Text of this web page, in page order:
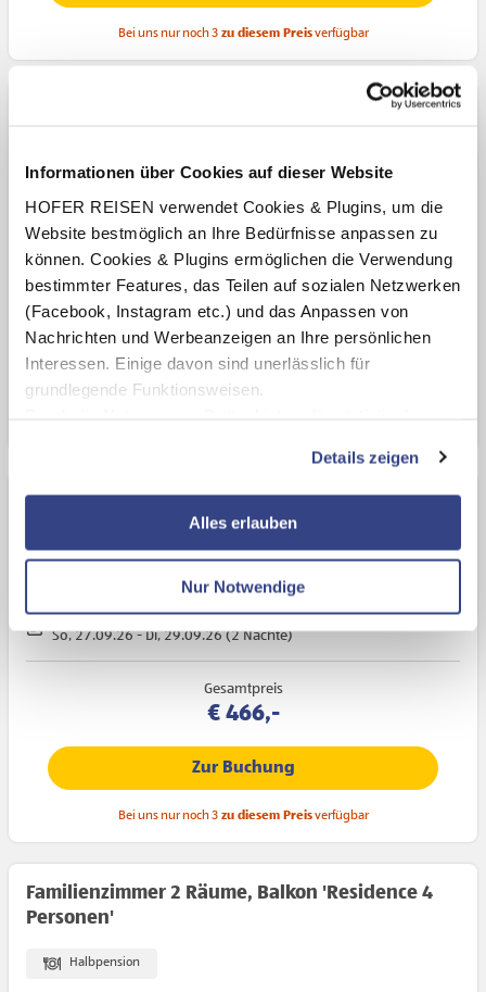
Informationen über Cookies auf dieser Website
HOFER REISEN verwendet Cookies & Plugins, um die
Website bestmöglich an Ihre Bedürfnisse anpassen zu
können. Cookies & Plugins ermöglichen die Verwendung
bestimmter Features, das Teilen auf sozialen Netzwerken
(Facebook, Instagram etc.) und das Anpassen von
Nachrichten und Werbeanzeigen an Ihre persönlichen
Interessen. Einige davon sind unerlässlich für
grundlegende Funktionsweisen.
zusätzliche Dienste bzw. Technologien von Drittanbietern
nutzen und uns sowie Dritten weitere Personalisierungen
ermöglichen, dabei kommt es auch zu Übermittlungen
Ihrer Daten an US-Drittanbieter.
Details zeigen
Alles erlauben
Nur Notwendige
Bei uns nur noch 3 zu diesem Preisverfügbar
2 Erwachsene
Aufenthalt in Unterkunft:
So, 27.09.26 - Di, 29.09.26 (2 Nächte)
€ 436,-
Familienzimmer Balkon 'Residence'
Aufenthalt in Unterkunft:
So, 27.09.26 - Di, 29.09.26 (2 Nächte)
Gesamtpreis
€ 466,-
Zur Buchung
Bei uns nur noch 3 zu diesem Preisverfügbar
Familienzimmer 2 Räume, Balkon 'Residence 4
Personen'
Halbpension